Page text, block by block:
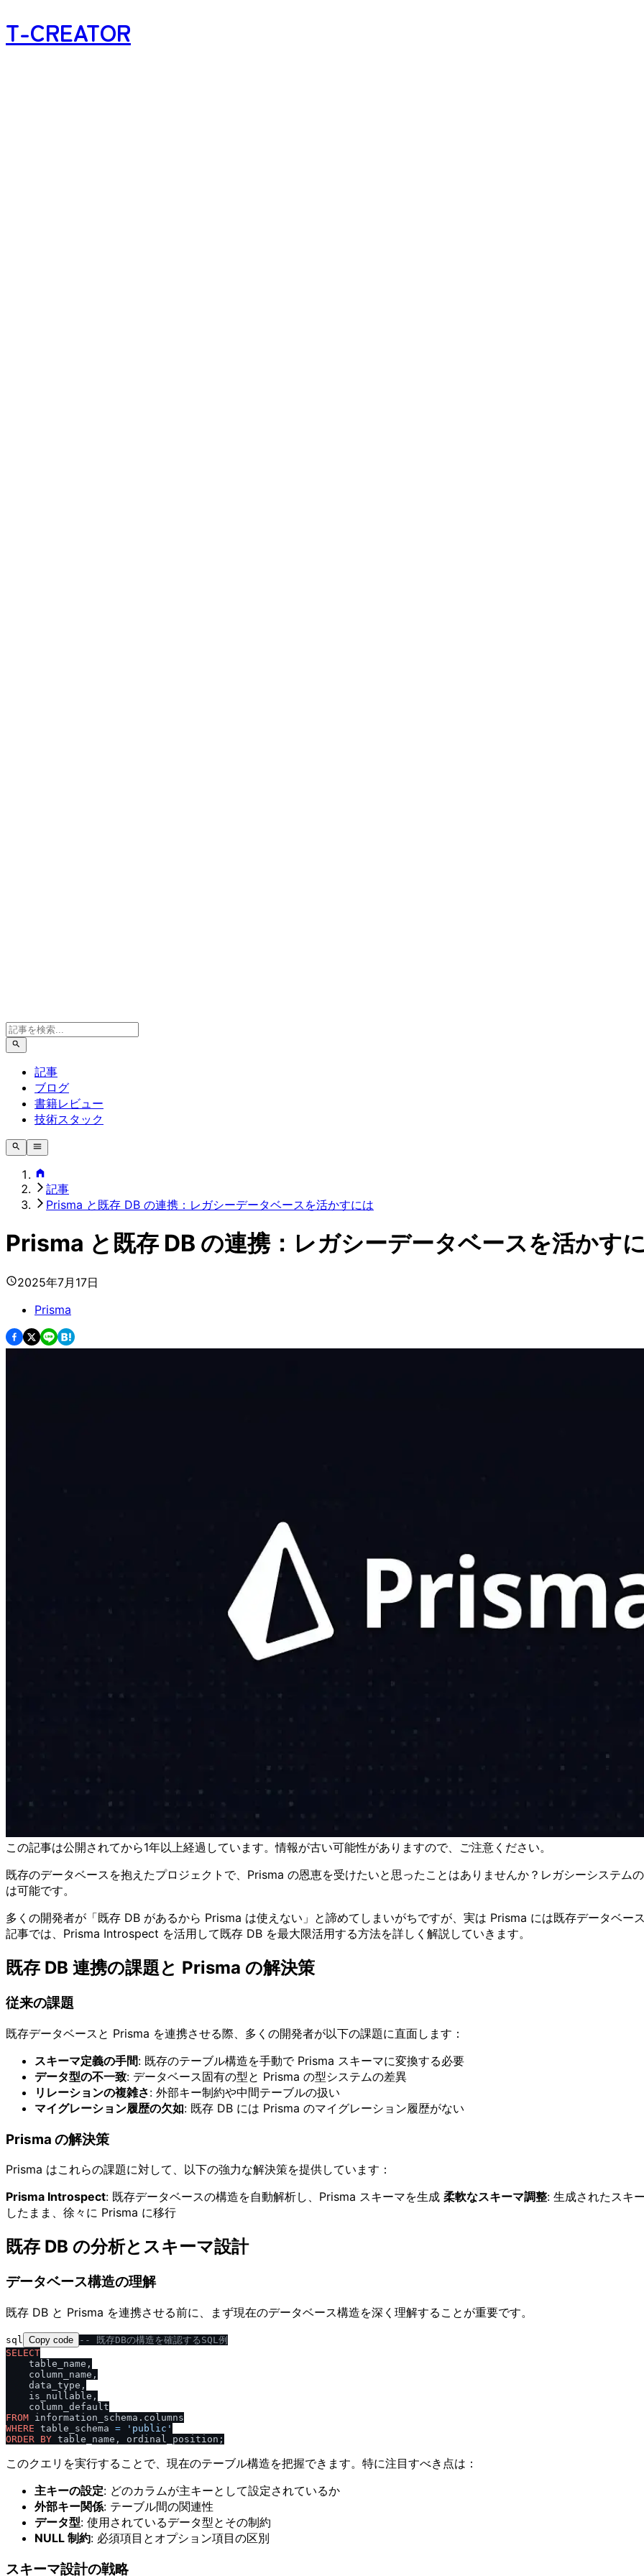
T-CREATOR
記事
ブログ
書籍レビュー
技術スタック
記事
Prisma と既存 DB の連携：レガシーデータベースを活かすには
Prisma と既存 DB の連携：レガシーデータベースを活かす
2025年7月17日
Prisma
この記事は公開されてから1年以上経過しています。情報が古い可能性がありますので、ご注意ください。
既存のデータベースを抱えたプロジェクトで、Prisma の恩恵を受けたいと思ったことはありませんか？レガシーシステム
は可能です。
多くの開発者が「既存 DB があるから Prisma は使えない」と諦めてしまいがちですが、実は Prisma には既存データベー
記事では、Prisma Introspect を活用して既存 DB を最大限活用する方法を詳しく解説していきます。
既存 DB 連携の課題と Prisma の解決策
従来の課題
既存データベースと Prisma を連携させる際、多くの開発者が以下の課題に直面します：
スキーマ定義の手間: 既存のテーブル構造を手動で Prisma スキーマに変換する必要
データ型の不一致: データベース固有の型と Prisma の型システムの差異
リレーションの複雑さ: 外部キー制約や中間テーブルの扱い
マイグレーション履歴の欠如: 既存 DB には Prisma のマイグレーション履歴がない
Prisma の解決策
Prisma はこれらの課題に対して、以下の強力な解決策を提供しています：
Prisma Introspect: 既存データベースの構造を自動解析し、Prisma スキーマを生成 柔軟なスキーマ調整: 生成されたスキ
したまま、徐々に Prisma に移行
既存 DB の分析とスキーマ設計
データベース構造の理解
既存 DB と Prisma を連携させる前に、まず現在のデータベース構造を深く理解することが重要です。
sql Copy code
-- 既存DBの構造を確認するSQL例
SELECT
    table_name,
    column_name,
    data_type,
    is_nullable,
FROM
WHERE table_schema =
'public'
ORDER BY
このクエリを実行することで、現在のテーブル構造を把握できます。特に注目すべき点は：
主キーの設定: どのカラムが主キーとして設定されているか
外部キー関係: テーブル間の関連性
データ型: 使用されているデータ型とその制約
NULL 制約: 必須項目とオプション項目の区別
スキーマ設計の戦略